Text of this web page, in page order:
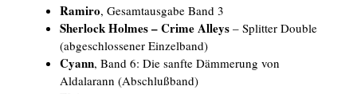
Ramiro, Gesamtausgabe Band 3
Sherlock Holmes – Crime Alleys – Splitter Double
(abgeschlossener Einzelband)
Cyann, Band 6: Die sanfte Dämmerung von
Aldalarann (Abschlußband)